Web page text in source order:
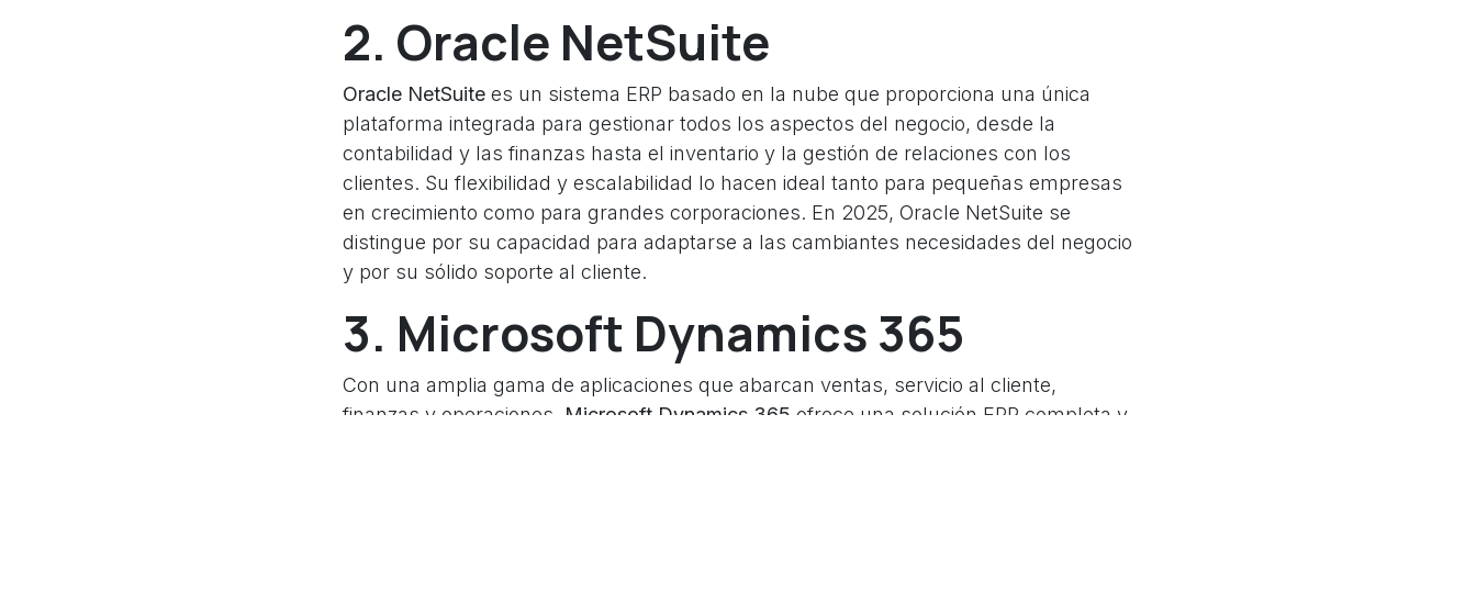
2. Oracle NetSuite
Oracle NetSuite es un sistema ERP basado en la nube que proporciona una única
plataforma integrada para gestionar todos los aspectos del negocio, desde la
contabilidad y las finanzas hasta el inventario y la gestión de relaciones con los
clientes. Su flexibilidad y escalabilidad lo hacen ideal tanto para pequeñas empresas
en crecimiento como para grandes corporaciones. En 2025, Oracle NetSuite se
distingue por su capacidad para adaptarse a las cambiantes necesidades del negocio
y por su sólido soporte al cliente.
3. Microsoft Dynamics 365
Con una amplia gama de aplicaciones que abarcan ventas, servicio al cliente,
finanzas y operaciones, Microsoft Dynamics 365 ofrece una solución ERP completa y